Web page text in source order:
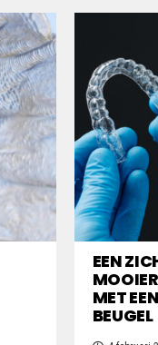
EEN
MET
BEUGEL